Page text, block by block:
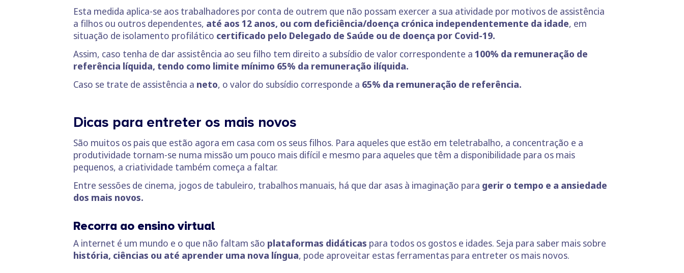
Esta medida aplica-se aos trabalhadores por conta de outrem que não possam exercer a sua atividade por motivos de assistência
a filhos ou outros dependentes, até aos 12 anos, ou com deficiência/doença crónica independentemente da idade, em
situação de isolamento profilático certificado pelo Delegado de Saúde ou de doença por Covid-19.
Assim, caso tenha de dar assistência ao seu filho tem direito a subsídio de valor correspondente a 100% da remuneração de
referência líquida, tendo como limite mínimo 65% da remuneração ilíquida.
Caso se trate de assistência a neto, o valor do subsídio corresponde a 65% da remuneração de referência.
Dicas para entreter os mais novos
São muitos os pais que estão agora em casa com os seus filhos. Para aqueles que estão em teletrabalho, a concentração e a
produtividade tornam-se numa missão um pouco mais difícil e mesmo para aqueles que têm a disponibilidade para os mais
pequenos, a criatividade também começa a faltar.
Entre sessões de cinema, jogos de tabuleiro, trabalhos manuais, há que dar asas à imaginação para gerir o tempo e a ansiedade
dos mais novos.
Recorra ao ensino virtual
A internet é um mundo e o que não faltam são plataformas didáticas para todos os gostos e idades. Seja para saber mais sobre
história, ciências ou até aprender uma nova língua, pode aproveitar estas ferramentas para entreter os mais novos.